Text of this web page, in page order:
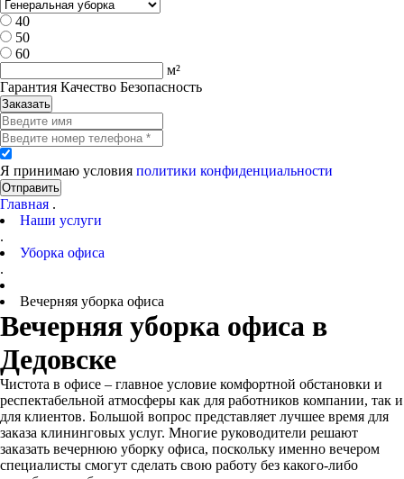
40
50
60
м²
Гарантия Качество Безопасность
Заказать
Я принимаю условия политики конфиденциальности
Отправить
Главная .
Наши услуги
.
Уборка офиса
.
Вечерняя уборка офиса
Вечерняя уборка офиса в
Дедовске
Чистота в офисе – главное условие комфортной обстановки и
респектабельной атмосферы как для работников компании, так и
для клиентов. Большой вопрос представляет лучшее время для
заказа клининговых услуг. Многие руководители решают
заказать вечернюю уборку офиса, поскольку именно вечером
специалисты смогут сделать свою работу без какого-либо